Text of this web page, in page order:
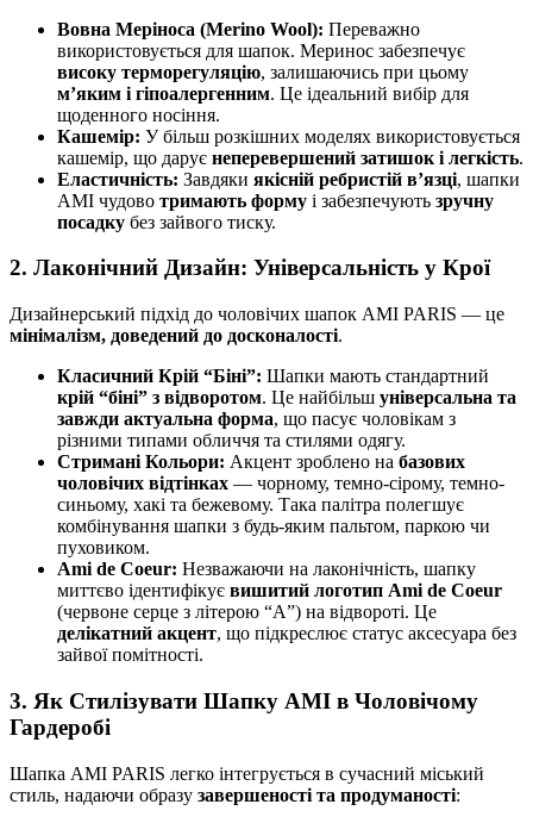
Вовна Меріноса (Merino Wool): Переважно
використовується для шапок. Меринос забезпечує
високу терморегуляцію, залишаючись при цьому
м’яким і гіпоалергенним. Це ідеальний вибір для
щоденного носіння.
Кашемір: У більш розкішних моделях використовується
кашемір, що дарує неперевершений затишок і легкість.
Еластичність: Завдяки якісній ребристій в’язці, шапки
AMI чудово тримають форму і забезпечують зручну
посадку без зайвого тиску.
2. Лаконічний Дизайн: Універсальність у Крої
Дизайнерський підхід до чоловічих шапок AMI PARIS — це
мінімалізм, доведений до досконалості.
Класичний Крій “Біні”: Шапки мають стандартний
крій “біні” з відворотом. Це найбільш універсальна та
завжди актуальна форма, що пасує чоловікам з
різними типами обличчя та стилями одягу.
Стримані Кольори: Акцент зроблено на базових
чоловічих відтінках — чорному, темно-сірому, темно-
синьому, хакі та бежевому. Така палітра полегшує
комбінування шапки з будь-яким пальтом, паркою чи
пуховиком.
Ami de Coeur: Незважаючи на лаконічність, шапку
миттєво ідентифікує вишитий логотип Ami de Coeur
(червоне серце з літерою “А”) на відвороті. Це
делікатний акцент, що підкреслює статус аксесуара без
зайвої помітності.
3. Як Стилізувати Шапку AMI в Чоловічому
Гардеробі
Шапка AMI PARIS легко інтегрується в сучасний міський
стиль, надаючи образу завершеності та продуманості: